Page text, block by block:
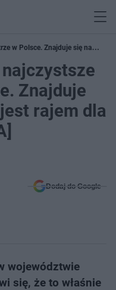
w Polsce. Znajduje się na
Znajduje
rajem dla
Dodaj do Google
województwie
się, że to właśnie